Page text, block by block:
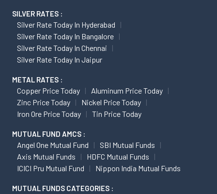
SILVER RATES :
Silver Rate Today In Hyderabad
Silver Rate Today In Bangalore
Silver Rate Today In Chennai
Silver Rate Today In Jaipur
METAL RATES :
Copper Price Today
Aluminum Price Today
Zinc Price Today
Nickel Price Today
Iron Ore Price Today
Tin Price Today
MUTUAL FUND AMCS :
Angel One Mutual Fund
SBI Mutual Funds
Axis Mutual Funds
HDFC Mutual Funds
ICICI Pru Mutual Fund
Nippon India Mutual Funds
MUTUAL FUNDS CATEGORIES :